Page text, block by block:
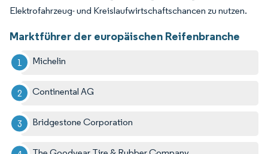
Elektrofahrzeug- und Kreislaufwirtschaftschancen zu nutzen.
Marktführer der europäischen Reifenbranche
Michelin
Continental AG
Bridgestone Corporation